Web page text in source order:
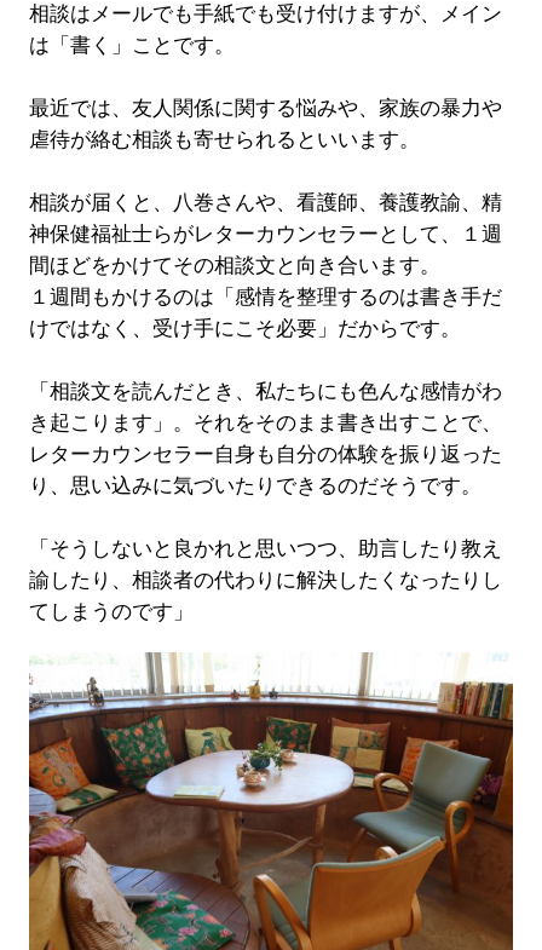
相談はメールでも手紙でも受け付けますが、メイン
は「書く」ことです。
最近では、友人関係に関する悩みや、家族の暴力や
虐待が絡む相談も寄せられるといいます。
相談が届くと、八巻さんや、看護師、養護教諭、精
神保健福祉士らがレターカウンセラーとして、１週
間ほどをかけてその相談文と向き合います。
１週間もかけるのは「感情を整理するのは書き手だ
けではなく、受け手にこそ必要」だからです。
「相談文を読んだとき、私たちにも色んな感情がわ
き起こります」。それをそのまま書き出すことで、
レターカウンセラー自身も自分の体験を振り返った
り、思い込みに気づいたりできるのだそうです。
「そうしないと良かれと思いつつ、助言したり教え
諭したり、相談者の代わりに解決したくなったりし
てしまうのです」